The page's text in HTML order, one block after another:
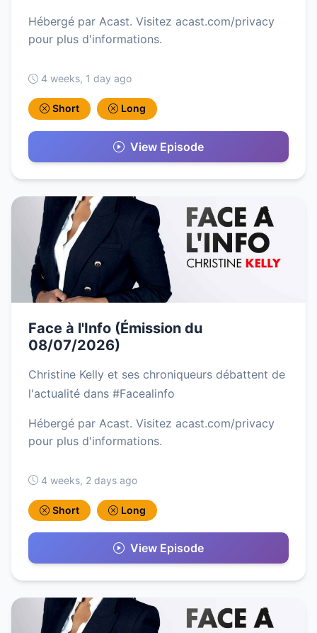
Hébergé par Acast. Visitez acast.com/privacy
pour plus d'informations.
4 weeks, 1 day ago
Short Long
View Episode
Face à l'Info (Émission du
08/07/2026)
Christine Kelly et ses chroniqueurs débattent de
l'actualité dans #Facealinfo
Hébergé par Acast. Visitez acast.com/privacy
pour plus d'informations.
4 weeks, 2 days ago
Short Long
View Episode